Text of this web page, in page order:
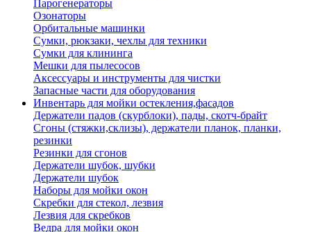
Парогенераторы
Озонаторы
Орбитальные машинки
Сумки, рюкзаки, чехлы для техники
Сумки для клининга
Мешки для пылесосов
Аксессуары и инструменты для чистки
Запасные части для оборудования
Инвентарь для мойки остекления,фасадов
Держатели падов (скурблоки), пады, скотч-брайт
Сгоны (стяжки,склизы), держатели планок, планки,
резинки
Резинки для сгонов
Держатели шубок, шубки
Держатели шубок
Наборы для мойки окон
Скребки для стекол, лезвия
Лезвия для скребков
Ведра для мойки окон